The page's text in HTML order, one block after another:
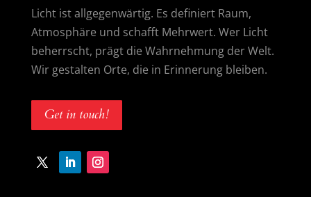
Licht ist allgegenwärtig. Es definiert Raum,
Atmosphäre und schafft Mehrwert. Wer Licht
beherrscht, prägt die Wahrnehmung der Welt.
Wir gestalten Orte, die in Erinnerung bleiben.
Get in touch!